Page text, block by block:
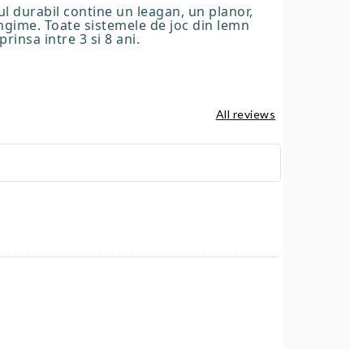
durabil contine un leagan, un planor,
Toate sistemele de joc din lemn
intre 3 si 8 ani.
All reviews